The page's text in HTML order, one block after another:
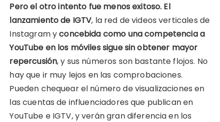
Pero el otro intento fue menos exitoso. El
lanzamiento de IGTV, la red de videos verticales de
Instagram yconcebida como una competencia a
YouTube en los móviles sigue sin obtener mayor
repercusión, y sus números son bastante flojos. No
hay que ir muy lejos en las comprobaciones.
Pueden chequear el número de visualizaciones en
las cuentas de influenciadores que publican en
YouTube e IGTV, y verán gran diferencia en los